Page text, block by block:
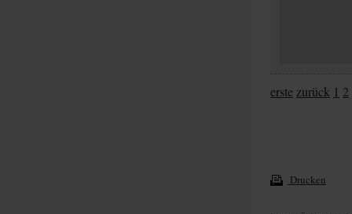
erste zurück 1 2
Drucken